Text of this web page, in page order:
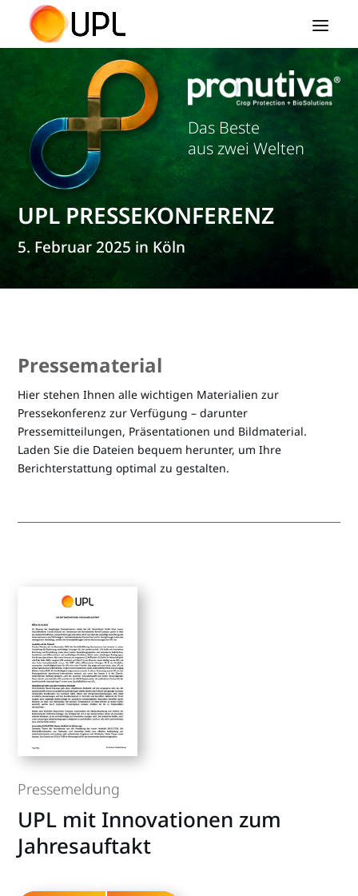
Das Beste
aus zwei Welten
UPL PRESSEKONFERENZ
5. Februar 2025 in Köln
Pressematerial
Hier stehen Ihnen alle wichtigen Materialien zur
Pressekonferenz zur Verfügung – darunter
Pressemitteilungen, Präsentationen und Bildmaterial.
Laden Sie die Dateien bequem herunter, um Ihre
Berichterstattung optimal zu gestalten.
Pressemeldung
UPL mit Innovationen zum
Jahresauftakt